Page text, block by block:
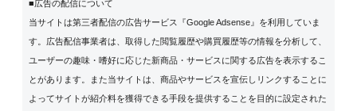
■広告の配信について
当サイトは第三者配信の広告サービス『Google Adsense』を利用していま
す。広告配信事業者は、取得した閲覧履歴や購買履歴等の情報を分析して、
ユーザーの趣味・嗜好に応じた新商品・サービスに関する広告を表示するこ
とがあります。また当サイトは、商品やサービスを宣伝しリンクすることに
よってサイトが紹介料を獲得できる手段を提供することを目的に設定された